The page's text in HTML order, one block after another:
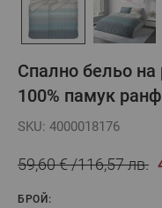
Спално бельо
100% памук
SKU: 4000018176
59,60 € 116,57 лв.
БРОЙ: